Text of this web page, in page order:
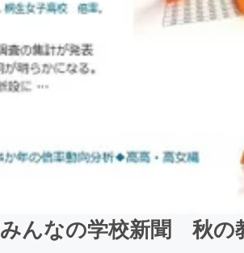
みんなの学校新聞 秋の